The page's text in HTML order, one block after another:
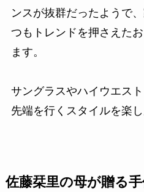
ンスが抜群だったようで
つもトレンドを押さえた
ます。
サングラスやハイウエス
先端を行くスタイルを楽
佐藤栞里の母が贈る